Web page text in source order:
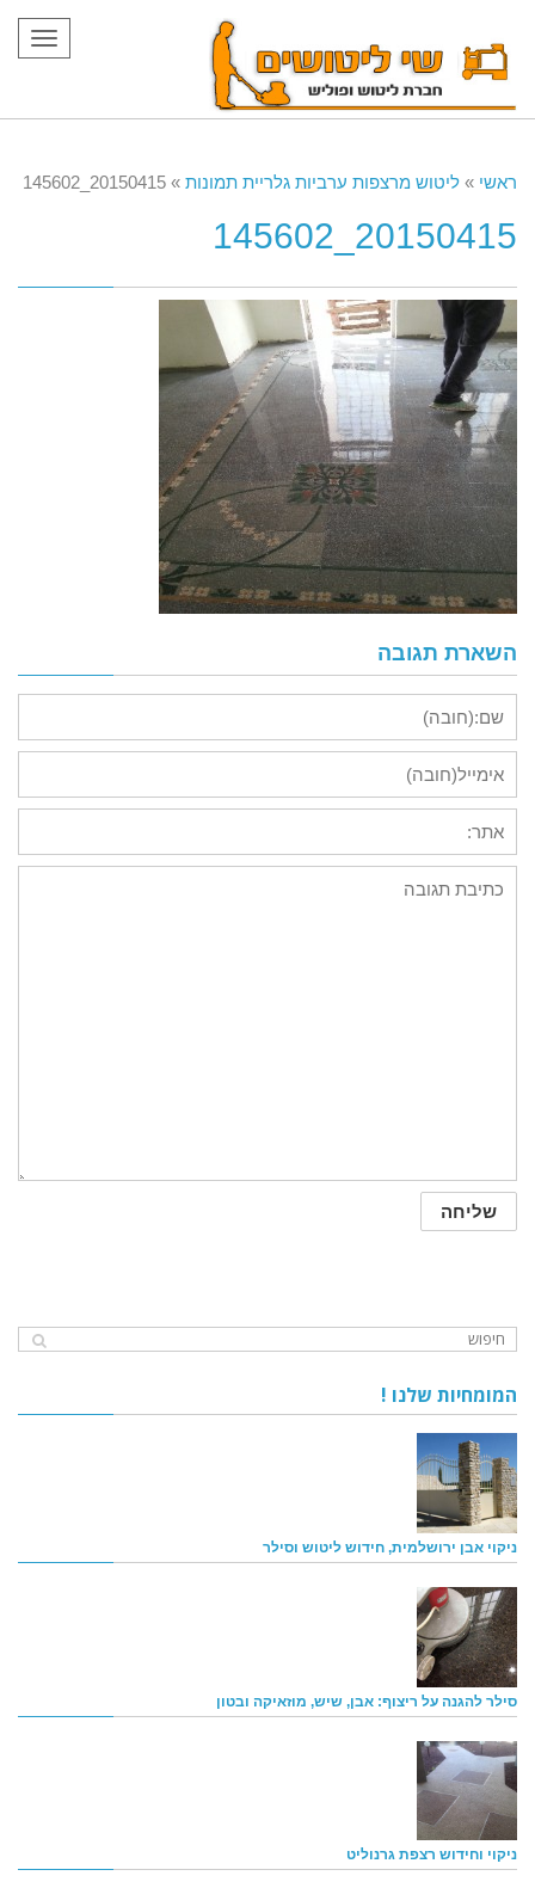
ראשי » ליטוש מרצפות ערביות גלריית תמונות »
20150415_145602
20150415_145602
השארת תגובה
המומחיות שלנו !
ניקוי אבן ירושלמית, חידוש ליטוש וסילר
סילר להגנה על ריצוף: אבן, שיש, מוזאיקה ובטון
ניקוי וחידוש רצפת גרנוליט